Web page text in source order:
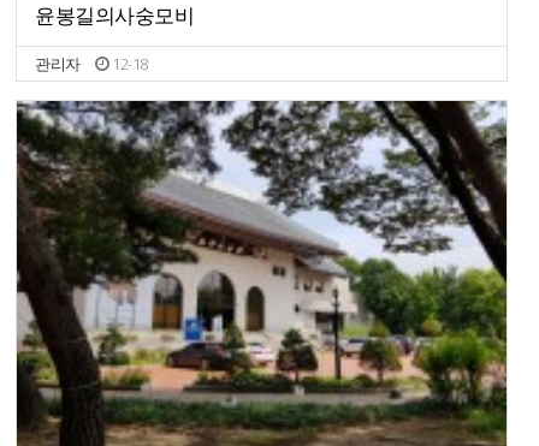
윤봉길의사숭모비
관리자 12-18